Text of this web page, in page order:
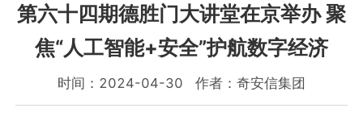
第六十四期德胜门大讲堂在京举办 聚
焦“人工智能+安全”护航数字经济
时间：2024-04-30 作者：奇安信集团